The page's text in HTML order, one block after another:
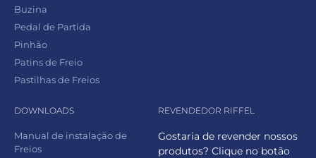
Buzina
Pedal de Partida
Pinhão
Patins de Freio
Pastilhas de Freios
DOWNLOADS
Manual de instalação de
Freios
REVENDEDOR RIFFEL
Gostaria de revender nossos
produtos? Clique no botão